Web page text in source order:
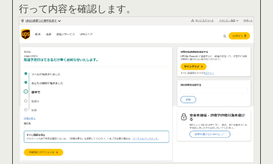
行って内容を確認します。